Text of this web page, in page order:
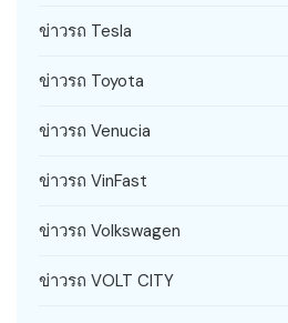
ข่าวรถ Tesla
ข่าวรถ Toyota
ข่าวรถ Venucia
ข่าวรถ VinFast
ข่าวรถ Volkswagen
ข่าวรถ VOLT CITY